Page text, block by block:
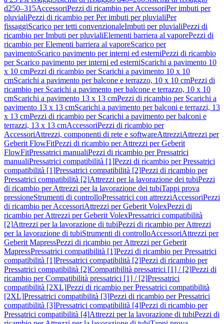
d250–315AccessoriPezzi di ricambio per AccessoriPer imbuti per
pluvialiPezzi di ricambio per Per imbuti per pluvialiPer
fissaggiScarico per tetti convenzionaleImbuti per pluvialiPezzi di
ricambio per Imbuti per pluvialiElementi barriera al vaporePezzi di
ricambio per Elementi barriera al vaporeScarico per
pavimentoScarico pavimento per interni ed esterniPezzi di ricambio
per Scarico pavimento per interni ed esterniScarichi a pavimento 10
x 10 cmPezzi di ricambio per Scarichi a pavimento 10 x 10
cmScarichi a pavimento per balcone e terrazzo, 10 x 10 cmPezzi di
ricambio per Scarichi a pavimento per balcone e terrazzo, 10 x 10
cmScarichi a pavimento 13 x 13 cmPezzi di ricambio per Scarichi a
pavimento 13 x 13 cmScarichi a pavimento per balconi e terrazzi, 13
x 13 cmPezzi di ricambio per Scarichi a pavimento per balconi e
terrazzi, 13 x 13 cmAccessoriPezzi di ricambio per
AccessoriAttrezzi, componenti di rete e softwareAttrezziAttrezzi per
Geberit FlowFitPezzi di ricambio per Attrezzi per Geberit
FlowFitPressatrici manualiPezzi di ricambio per Pressatrici
manualiPressatrici compatibilità [1]Pezzi di ricambio per Pressatrici
compatibilità [1]Pressatrici compatibilità [2]Pezzi di ricambio per
Pressatrici compatibilità [2]Attrezzi per la lavorazione dei tubiPezzi
di ricambio per Attrezzi per la lavorazione dei tubiTappi prova
pressioneStrumenti di controlloPressatrici con attrezziAccessoriPezzi
di ricambio per AccessoriAttrezzi per Geberit VolexPezzi di
ricambio per Attrezzi per Geberit VolexPressatrici compatibilità
[2]Attrezzi per la lavorazione di tubiPezzi di ricambio per Attrezzi
per la lavorazione di tubiStrumenti di controlloAccessoriAttrezzi per
Geberit MapressPezzi di ricambio per Attrezzi per Geberit
MapressPressatrici compatibilità [1]Pezzi di ricambio per Pressatrici
compatibilità [1]Pressatrici compatibilità [2]Pezzi di ricambio per
Pressatrici compatibilità [2]Compatibilità pressatrici [1] / [2]Pezzi di
ricambio per Compatibilità pressatrici [1] / [2]Pressatrici
compatibilità [2XL]Pezzi di ricambio per Pressatrici compatibilità
[2XL]Pressatrici compatibilità [3]Pezzi di ricambio per Pressatrici
compatibilità [3]Pressatrici compatibilità [4]Pezzi di ricambio per
Pressatrici compatibilità [4]Attrezzi per la lavorazione di tubiPezzi di